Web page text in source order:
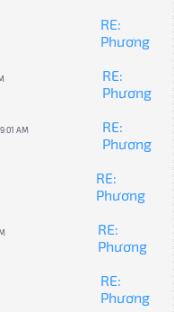
RE:
Phương
RE:
Phương
AM
RE:
Phương
RE:
Phương
RE:
Phương
RE:
Phương